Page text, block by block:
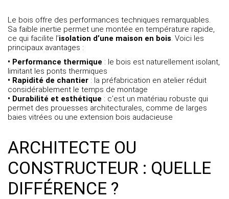
Le bois offre des performances techniques remarquables.
Sa faible inertie permet une montée en température rapide,
ce qui facilite l’isolation d’une maison en bois . Voici les
principaux avantages :
• Performance thermique : le bois est naturellement isolant,
limitant les ponts thermiques
• Rapidité de chantier : la préfabrication en atelier réduit
considérablement le temps de montage
• Durabilité et esthétique : c’est un matériau robuste qui
permet des prouesses architecturales, comme de larges
baies vitrées ou une extension bois audacieuse
ARCHITECTE OU
CONSTRUCTEUR : QUELLE
DIFFÉRENCE ?